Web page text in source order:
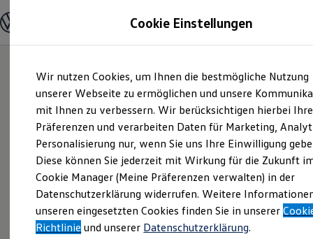
Hauptinhalt
springen
Footer
springen
Modelle und Konfigurator
Modelle vergleichen
Elektroautos
ENERGY Sondermodelle
Nutzfahrzeuge
SUV und CUV
Familienautos
Kombis
Kompaktwagen
Sportwagen
Schnell verfügbare Fahrzeuge
Angebote und Produkte
Aktuelle Angebote
E-Auto-Förderung
Volkswagen Marktplatz
Cookie Einstellungen
Wir nutzen Cookies, um Ihnen die bestmögliche Nutzung
unserer Webseite zu ermöglichen und unsere
mit Ihnen zu verbessern. Wir berücksichtigen hierbei Ihre
Präferenzen und verarbeiten Daten für Marketing,
Personalisierung nur, wenn Sie uns Ihre Einwilligung
Diese können Sie jederzeit mit Wirkung für die Zukunft
Cookie Manager (Meine Präferenzen verwalten) in der
Datenschutzerklärung widerrufen. Weitere
unseren eingesetzten Cookies finden Sie in unserer
Richtlinie und unserer Datenschutzerklärung.